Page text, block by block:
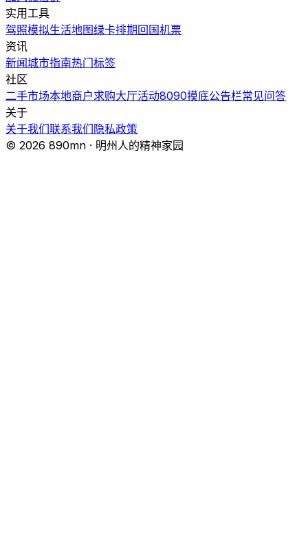
实用工具
驾照模拟生活地图绿卡排期回国机票
资讯
新闻城市指南热门标签
社区
二手市场本地商户求购大厅活动8090摸底公告栏常见问答
关于
关于我们联系我们隐私政策
© 2026 890mn · 明州人的精神家园